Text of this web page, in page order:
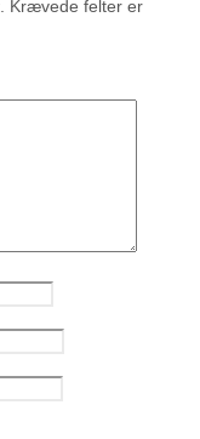
Krævede felter er